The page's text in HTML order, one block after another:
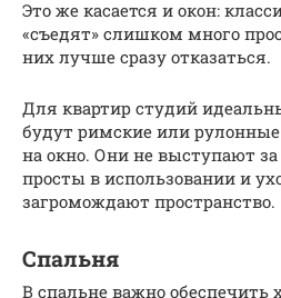
Это же касается и окон:
«съедят» слишком много
них лучше сразу отказаться.
Для квартир студий
будут римские или
на окно. Они не выступают
просты в использовании и
загромождают пространство.
Спальня
В спальне важно обеспечить